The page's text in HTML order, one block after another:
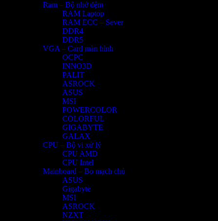
Ram – Bộ nhớ đệm
RAM Laptop
RAM ECC – Sever
DDR4
DDR5
VGA – Card màn hình
OCPC
INNO3D
PALIT
ASROCK
ASUS
MSI
POWERCOLOR
COLORFUL
GIGABYTE
GALAX
CPU – Bộ vi xử lý
CPU AMD
CPU Intel
Mainboard – Bo mạch chủ
ASUS
Gigabyte
MSI
ASROCK
NZXT